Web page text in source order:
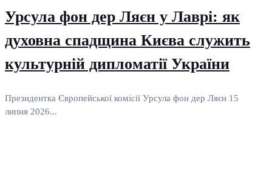
Урсула фон дер Ляєн у Лаврі: як
духовна спадщина Києва служить
культурній дипломатії України
Президентка Європейської комісії Урсула фон дер Ляєн 15
липня 2026...